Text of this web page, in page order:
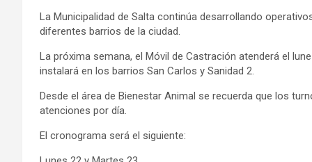
La Municipalidad de Salta continúa desarrollando
diferentes barrios de la ciudad.
La próxima semana, el Móvil de Castración atenderá el
instalará en los barrios San Carlos y Sanidad 2.
Desde el área de Bienestar Animal se recuerda que los
atenciones por día.
El cronograma será el siguiente: